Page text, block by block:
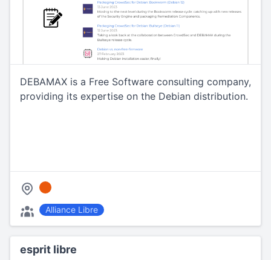
DEBAMAX is a Free Software consulting company,
providing its expertise on the Debian distribution.
Alliance Libre
esprit libre